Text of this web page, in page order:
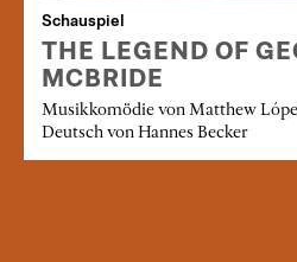
Schauspiel
THE LEGEND OF
MCBRIDE
Musikkomödie von Matthew
Deutsch von Hannes Becker